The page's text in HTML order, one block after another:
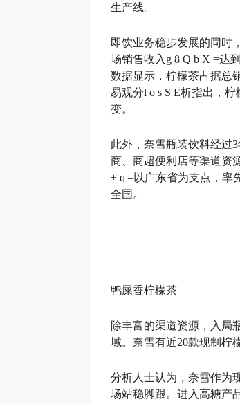
生产线。
即饮业务稳步发展的同时
场销售收入 g 8 Q b X =达
数据显示，柠檬茶占据总
易观分l o s S E析指出，柠
变。
此外，奈雪瓶装饮料经过
商、商超便利店等渠道资
+ q –以广东省为支点，率
全国。
鸭屎香柠檬茶
除丰富的渠道资源，入局
域。奈雪有近20款现制柠
分析人士认为，奈雪作为
场站稳脚跟。进入高糖产